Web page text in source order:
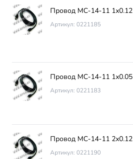
Провод МС-14-11 1х0.12
Артикул: 0221185
Провод МС-14-11 1х0.05
Артикул: 0221183
Провод МС-14-11 2х0.12
Артикул: 0221190